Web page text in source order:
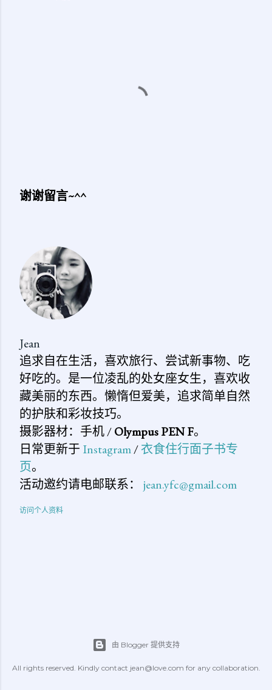
论
谢谢留言~^^
Jean
追求自在生活，喜欢旅行、尝试新事物、吃
好吃的。是一位凌乱的处女座女生，喜欢收
藏美丽的东西。懒惰但爱美，追求简单自然
的护肤和彩妆技巧。
摄影器材：手机 /Olympus PEN F。
日常更新于 Instagram/衣食住行面子书专
页。
活动邀约请电邮联系： jean.yfc@gmail.com
访问个人资料
由 Blogger 提供支持
All rights reserved. Kindly contact jean@love.com for any collaboration.